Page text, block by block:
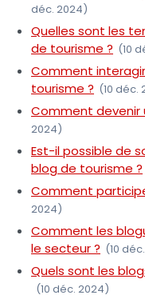
déc. 2024)
Quelles sont les
de tourisme ? (10
Comment
tourisme ? (10 déc.
Comment devenir
2024)
Est-il possible de
blog de tourisme ?
Comment
2024)
Comment les
le secteur ? (10
Quels sont les
(10 déc. 2024)